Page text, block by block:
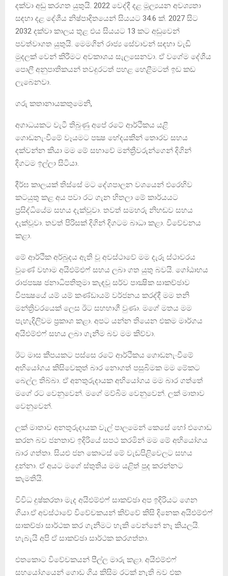
දක්වා අඩු කරගත යුතුයි. 2022 වෙද්දී දළ මූල්‍යයන අවශ්‍යතා
සඳහා දළ දේශීය නිෂ්පාදිතයෙන් සියයට 34.6 ක්. 2027 සිට
2032 දක්වා කාලය තුළ එය සියයට 13 කට අඩුවෙන්
පවත්වාගත යුතුයි. මෙමගින් රාජ්‍ය සේවාවන් සඳහා වැඩි
මුදලක් වෙන් කිරීමට අවකාශය සැලසෙනවා. ඒ වගේම දේශීය
පොලී අනුපාතිකයන් තවදුරටත් පහළ හෙළීමටත් ඉඩ කඩ
ලැබෙනවා.
ගරු කතානායකතුමෙනි,
අගාධයකට වැටී තිබුණු අපේ රටේ ආර්ථිකය යළි
ගොඩනැංවීමේ වෑයමට පක්‍ෂ භේදයකින් තොරව සහය
දක්වන්න කියා මම මේ සභාවේ මන්ත්‍රීවරුන්ගෙන් දිගින්
දිගටම ඉල්ලා සිටියා.
දීර්ඝ කාලයක් තිස්සේ මට දේශපාලන වශයෙන් එරෙහිව
කටයුතු කළ අය පවා රට ගැන හිතලා මේ කාර්යයට
ප්‍රසිද්ධියේම සහය දැක්වූවා. තවත් සමහරු නිහඬව සහය
දැක්වූවා. තවත් පිරිසක් දිගින් දිගටම බාධා කළා. විවේචනය
කළා.
මේ ආර්ථික අර්බුදය ඇති වූ අවස්ථාවේ මම දැරූ ස්ථාවරය
වුණේ වහාම අයිඑම්එෆ් සහය ලබා ගත යුතු බවයි. ගෝඨාභය
රාජපක්‍ෂ ජනාධිපතිතුමා කැඳවූ සර්ව පාක්‍ෂික සාකච්ඡාව
විපක්‍ෂයේ යම් යම් කණ්ඩායම් වර්ජනය කරද්දී මම තනි
මන්ත්‍රිවරයෙක් ලෙස ඊට සහභාගී වුණා. මගේ මතය මම
පැහැදිලිවම ප්‍රකාශ කළා. අපට යන්න තියෙන එකම මාර්ගය
අයිඑම්එෆ් සහය ලබා ගැනීම බව මම කිව්වා.
ඊට මාස කීපයකට පස්සෙ රටේ ආර්ථිකය ගොඩනැංවීමේ
අභියෝගය කිසිවෙකුත් බාර නොගත් පසුබිමක මම මේකට
බෙල්ල තිබ්බා. ඒ අනතුරුදායක අභියෝගය මම බාර ගත්තේ
මගේ රට වෙනුවෙන්. මගේ මව්බිම වෙනුවෙන්. ලක් මාතාව
වෙනුවෙන්.
ලක් මාතාව අනතුරුදායක වැල් පාලමෙන් කෙසේ හෝ එගොඩ
කරන බව ජනතාව ඉදිරියේ සපථ කරමින් මම මේ අභියෝගය
බාර ගත්තා. සියළු ජන කොටස් මේ වැඩපිළිවෙලට සහය
දුන්නා. ඒ අයට මගේ ස්තුතිය මම යළිත් පුද කරන්නට
කැමතියි.
විවිධ දුෂ්කරතා මැද අයිඑම්එෆ් සාකච්ඡා අප ඉදිරියට ගෙන
ගියා.ඒ අවස්ථාවේ විවේචකයන් කිව්වේ කිසි දිනෙක අයිඑම්එෆ්
සාකච්ඡා සාර්ථක කර ගැනීමට හැකි වෙන්නේ නෑ කියලයි.
හැබැයි අපි ඒ සාකච්ඡා සාර්ථක කරගත්තා.
එතකොට විවේචකයන් පීල්ල මාරු කළා. අයිඑම්එෆ්
සහයෝගයෙන් ගොඩ ගිය කිසිම රටක් නැති බව එක